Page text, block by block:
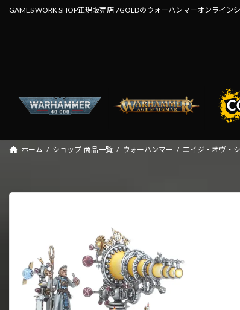
プ
動
GAMES WORK SHOP正規販売店 7GOLDのウォーハンマーオンライン
ホーム ショップ-商品一覧 ウォーハンマー エイジ・オヴ・